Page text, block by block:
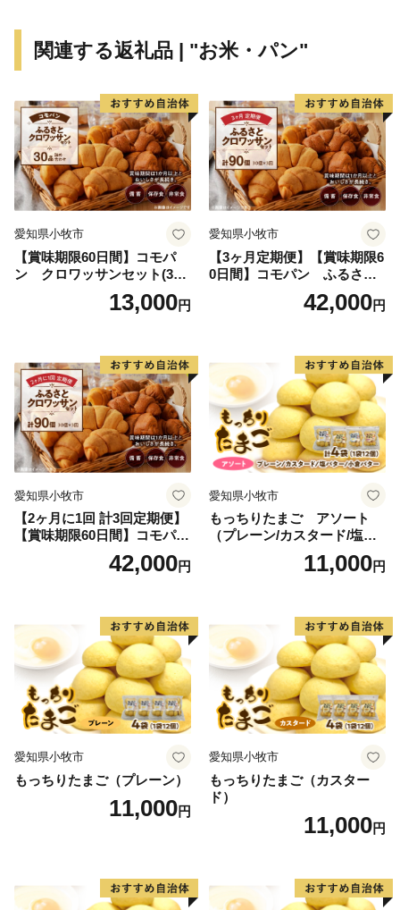
関連する返礼品 | "お米・パン"
愛知県小牧市
【賞味期限60日間】コモパ
ン クロワッサンセット(30
個入り)／災害用備蓄 保存食
非常食 防災グッズにも
13,000円
愛知県小牧市
【3ヶ月定期便】【賞味期限6
0日間】コモパン ふるさと
クロワッサンセット（計90
個）／災害用備蓄 保存食 非
42,000円
愛知県小牧市
【2ヶ月に1回 計3回定期便】
【賞味期限60日間】コモパ
ン ふるさとクロワッサンセ
ット（計90個）／災害用備蓄
42,000円
愛知県小牧市
もっちりたまご アソート
（プレーン/カスタード/塩バ
ター/小倉バター）11,000円
愛知県小牧市
もっちりたまご（プレーン）
11,000円
愛知県小牧市
もっちりたまご（カスター
ド）
11,000円